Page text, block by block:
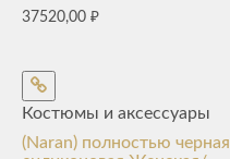
37520,00 ₽
Костюмы и аксессуары
(Naran) полностью черная